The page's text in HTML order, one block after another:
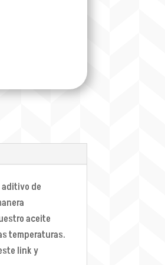
aditivo de
aceite
temperaturas.
link y